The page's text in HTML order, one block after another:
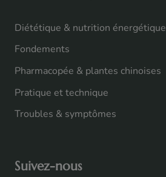
Diététique & nutrition énergétique
Fondements
Pharmacopée & plantes chinoises
Pratique et technique
Troubles & symptômes
Suivez-nous